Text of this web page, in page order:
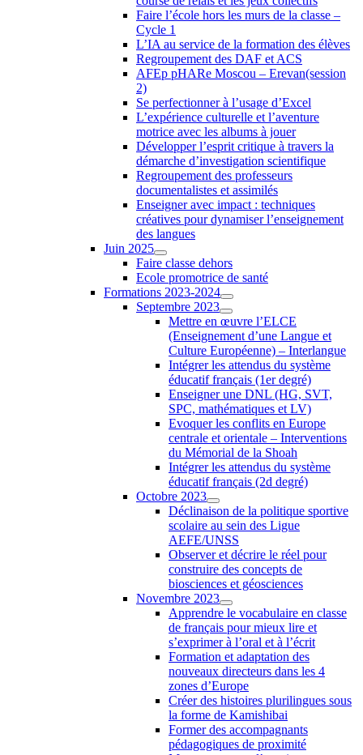
Faire l’école hors les murs de la classe –
Cycle 1
L’IA au service de la formation des élèves
Regroupement des DAF et ACS
AFEp pHARe Moscou – Erevan(session
2)
Se perfectionner à l’usage d’Excel
L’expérience culturelle et l’aventure
motrice avec les albums à jouer
Développer l’esprit critique à travers la
démarche d’investigation scientifique
Regroupement des professeurs
documentalistes et assimilés
Enseigner avec impact : techniques
créatives pour dynamiser l’enseignement
des langues
Juin 2025
Faire classe dehors
Ecole promotrice de santé
Formations 2023-2024
Septembre 2023
Mettre en œuvre l’ELCE
(Enseignement d’une Langue et
Culture Européenne) – Interlangue
Intégrer les attendus du système
éducatif français (1er degré)
Enseigner une DNL (HG, SVT,
SPC, mathématiques et LV)
Evoquer les conflits en Europe
centrale et orientale – Interventions
du Mémorial de la Shoah
Intégrer les attendus du système
éducatif français (2d degré)
Octobre 2023
Déclinaison de la politique sportive
scolaire au sein des Ligue
AEFE/UNSS
Observer et décrire le réel pour
construire des concepts de
biosciences et géosciences
Novembre 2023
Apprendre le vocabulaire en classe
de français pour mieux lire et
s’exprimer à l’oral et à l’écrit
Formation et adaptation des
nouveaux directeurs dans les 4
zones d’Europe
Créer des histoires plurilingues sous
la forme de Kamishibai
Former des accompagnants
pédagogiques de proximité